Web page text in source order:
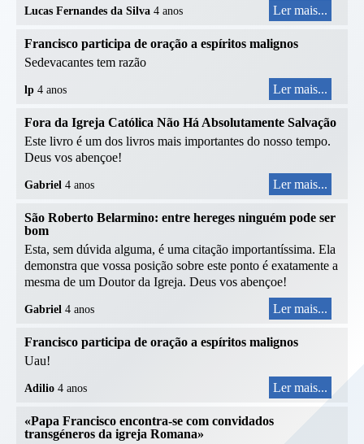
Lucas Fernandes da Silva 4 anos Ler mais...
Francisco participa de oração a espíritos malignos
Sedevacantes tem razão
lp 4 anos Ler mais...
Fora da Igreja Católica Não Há Absolutamente Salvação
Este livro é um dos livros mais importantes do nosso tempo.
Deus vos abençoe!
Gabriel 4 anos Ler mais...
São Roberto Belarmino: entre hereges ninguém pode ser
bom
Esta, sem dúvida alguma, é uma citação importantíssima. Ela
demonstra que vossa posição sobre este ponto é exatamente a
mesma de um Doutor da Igreja. Deus vos abençoe!
Gabriel 4 anos Ler mais...
Francisco participa de oração a espíritos malignos
Uau!
Adilio 4 anos Ler mais...
«Papa Francisco encontra-se com convidados
transgéneros da igreja Romana»